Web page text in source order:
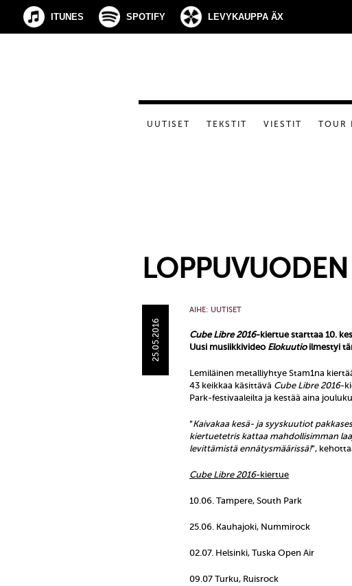
ITUNES SPOTIFY LEVYKAUPPA ÄX
UUTISET TEKSTIT VIESTIT TOUR
25.05.2016
AIHE: UUTISET
Cube Libre 2016-kiertue starttaa 10.
Uusi musiikkivideo Elokuutioilmestyi
Lemiläinen metalliyhtye Stam1na
43 keikkaa käsittävä Cube Libre 2016-
Park-festivaaleilta ja kestää aina
”Kaivakaa kesä- ja syyskuutiot
kiertuetetris kattaa mahdollisimman
levittämistä ennätysmäärissä!”,
Cube Libre 2016-kiertue
10.06. Tampere, South Park
25.06. Kauhajoki, Nummirock
02.07. Helsinki, Tuska Open Air
09.07 Turku, Ruisrock